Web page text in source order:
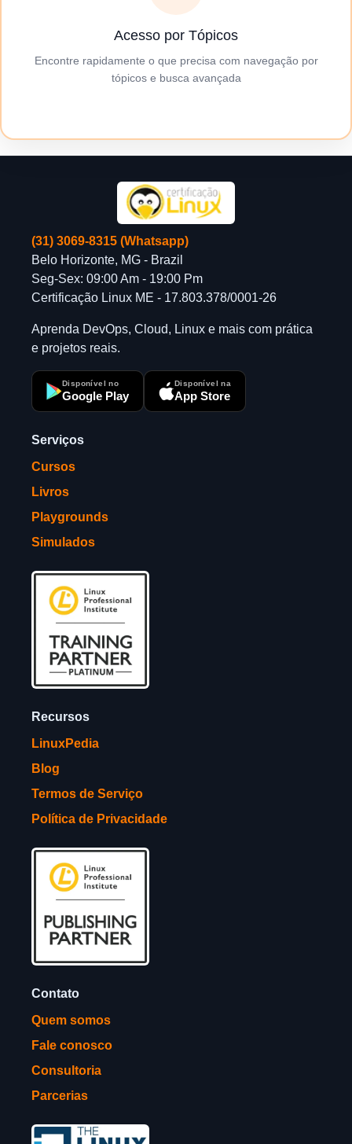
Acesso por Tópicos
Encontre rapidamente o que precisa com navegação por
tópicos e busca avançada
(31) 3069-8315 (Whatsapp)
Belo Horizonte, MG - Brazil
Seg-Sex: 09:00 Am - 19:00 Pm
Certificação Linux ME - 17.803.378/0001-26
Aprenda DevOps, Cloud, Linux e mais com prática
e projetos reais.
Disponível no
Google Play
Disponível na
App Store
Serviços
Cursos
Livros
Playgrounds
Simulados
Recursos
LinuxPedia
Blog
Termos de Serviço
Política de Privacidade
Contato
Quem somos
Fale conosco
Consultoria
Parcerias